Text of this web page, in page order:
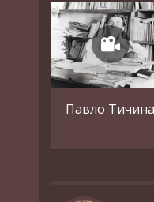
Павло Тичина